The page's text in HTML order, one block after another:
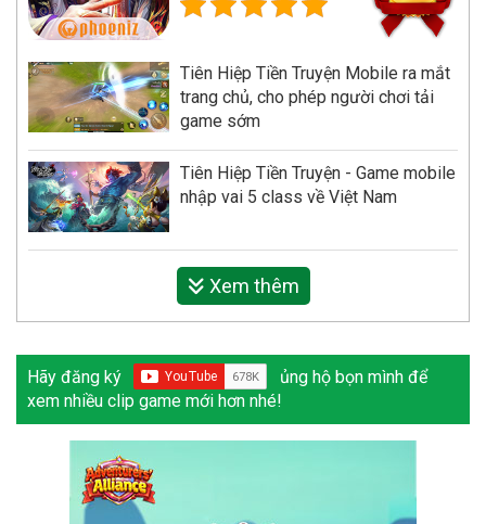
Tiên Hiệp Tiền Truyện Mobile ra mắt
trang chủ, cho phép người chơi tải
game sớm
Tiên Hiệp Tiền Truyện - Game mobile
nhập vai 5 class về Việt Nam
Xem thêm
Hãy đăng ký
ủng hộ bọn mình để
xem nhiều clip game mới hơn nhé!